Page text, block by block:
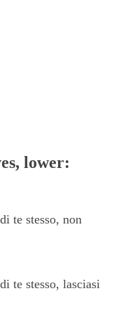
lower:
te stesso, non
te stesso, lasciasi